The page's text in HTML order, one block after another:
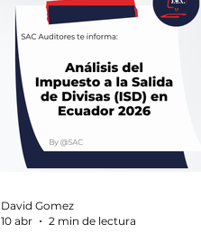
David Gomez
10 abr
2 min de lectura